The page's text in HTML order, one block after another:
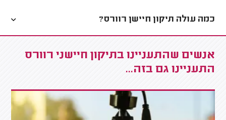
כמה עולה תיקון חיישן רוורס?
אנשים שהתעניינו בתיקון חיישני רוורס
התעניינו גם בזה...